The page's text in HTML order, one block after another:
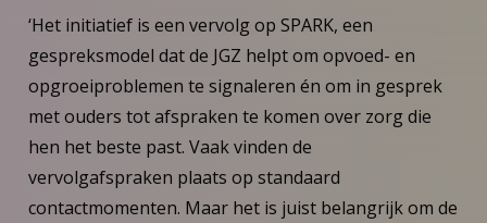
‘Het initiatief is een vervolg op SPARK, een
gespreksmodel dat de JGZ helpt om opvoed- en
opgroeiproblemen te signaleren én om in gesprek
met ouders tot afspraken te komen over zorg die
hen het beste past. Vaak vinden de
vervolgafspraken plaats op standaard
contactmomenten. Maar het is juist belangrijk om de